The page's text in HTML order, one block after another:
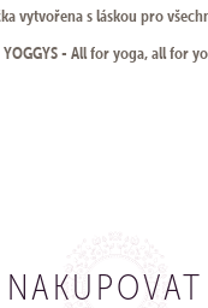
vytvořena s láskou pro
YOGGYS - All for yoga, all for